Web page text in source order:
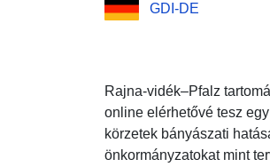
GDI-DE
Rajna-vidék–Pfalz
online elérhetővé tesz
körzetek bányászati
önkormányzatokat mint